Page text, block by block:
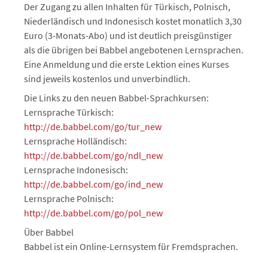
Der Zugang zu allen Inhalten für Türkisch, Polnisch,
Niederländisch und Indonesisch kostet monatlich 3,30
Euro (3-Monats-Abo) und ist deutlich preisgünstiger
als die übrigen bei Babbel angebotenen Lernsprachen.
Eine Anmeldung und die erste Lektion eines Kurses
sind jeweils kostenlos und unverbindlich.
Die Links zu den neuen Babbel-Sprachkursen:
Lernsprache Türkisch:
http://de.babbel.com/go/tur_new
Lernsprache Holländisch:
http://de.babbel.com/go/ndl_new
Lernsprache Indonesisch:
http://de.babbel.com/go/ind_new
Lernsprache Polnisch:
http://de.babbel.com/go/pol_new
Über Babbel
Babbel ist ein Online-Lernsystem für Fremdsprachen.